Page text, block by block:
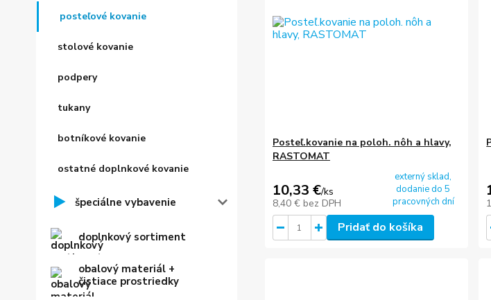
posteľové kovanie
stolové kovanie
podpery
tukany
botníkové kovanie
ostatné doplnkové kovanie
špeciálne vybavenie
doplnkový sortiment
obalový materiál +
čistiace prostriedky
Posteľ.kovanie na poloh. nôh a hlavy,
RASTOMAT
10,33 €/ks
8,40 € bez DPH
externý sklad,
dodanie do 5
pracovných dní
Pridať do košíka